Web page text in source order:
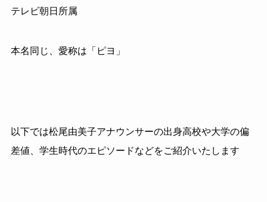
テレビ朝日所属
本名同じ、愛称は「ピヨ」
以下では松尾由美子アナウンサーの出身高校や大学の偏
差値、学生時代のエピソードなどをご紹介いたします